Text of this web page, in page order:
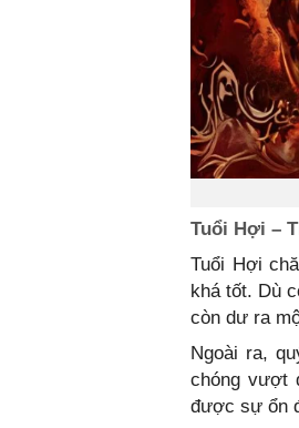
Tuổi Hợi –
Tuổi Hợi
khá tốt. Dù
còn dư ra
Ngoài ra,
chóng vượt
được sự ổn